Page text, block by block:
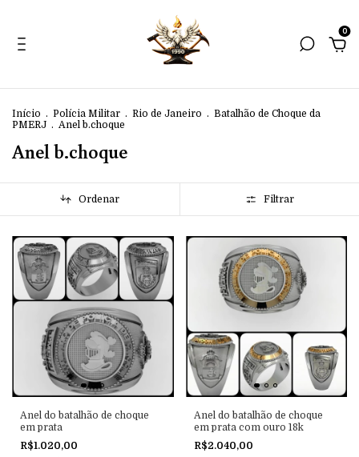
0
Início . Polícia Militar . Rio de Janeiro . Batalhão de Choque da
PMERJ . Anel b.choque
Anel b.choque
Ordenar Filtrar
Anel do batalhão de choque
em prata
R$1.020,00
Anel do batalhão de choque
em prata com ouro 18k
R$2.040,00